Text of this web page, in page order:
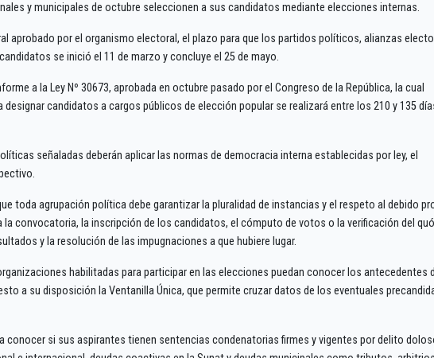
y municipales de octubre seleccionen a sus candidatos mediante elecciones internas.
aprobado por el organismo electoral, el plazo para que los partidos políticos, alianzas
se inició el 11 de marzo y concluye el 25 de mayo.
a la Ley Nº 30673, aprobada en octubre pasado por el Congreso de la República, la cual
candidatos a cargos públicos de elección popular se realizará entre los 210 y 135
señaladas deberán aplicar las normas de democracia interna establecidas por ley, el
toda agrupación política debe garantizar la pluralidad de instancias y el respeto al debido
convocatoria, la inscripción de los candidatos, el cómputo de votos o la verificación del
y la resolución de las impugnaciones a que hubiere lugar.
habilitadas para participar en las elecciones puedan conocer los antecedentes
a su disposición la Ventanilla Única, que permite cruzar datos de los eventuales
conocer si sus aspirantes tienen sentencias condenatorias firmes y vigentes por delito